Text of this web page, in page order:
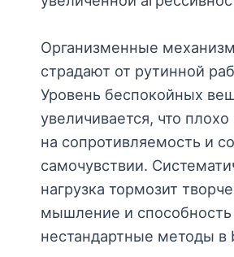
Организменные
страдают от рутинной
Уровень беспокойных
увеличивается, что
на сопротивляемость и
самочувствии.
нагрузка тормозит
мышление и способность
нестандартные методы в